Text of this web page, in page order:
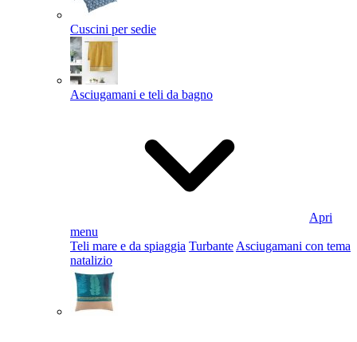
Cuscini per sedie
Asciugamani e teli da bagno
Apri
menu
Teli mare e da spiaggia Turbante Asciugamani con tema
natalizio